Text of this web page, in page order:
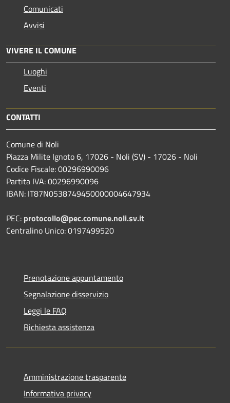
Comunicati
Avvisi
VIVERE IL COMUNE
Luoghi
Eventi
CONTATTI
Comune di Noli
Piazza Milite Ignoto 6, 17026 - Noli (SV) - 17026 - Noli
Codice Fiscale: 00296990096
Partita IVA: 00296990096
IBAN: IT87N0538749450000004647934
PEC: protocollo@pec.comune.noli.sv.it
Centralino Unico: 0197499520
Prenotazione appuntamento
Segnalazione disservizio
Leggi le FAQ
Richiesta assistenza
Amministrazione trasparente
Informativa privacy